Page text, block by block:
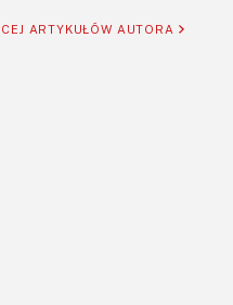
ARTYKUŁÓW AUTORA